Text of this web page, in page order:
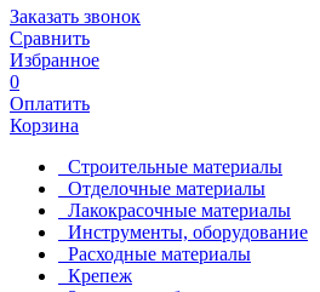
Заказать звонок
Сравнить
Избранное
0
Оплатить
Корзина
Строительные материалы
Отделочные материалы
Лакокрасочные материалы
Инструменты, оборудование
Расходные материалы
Крепеж